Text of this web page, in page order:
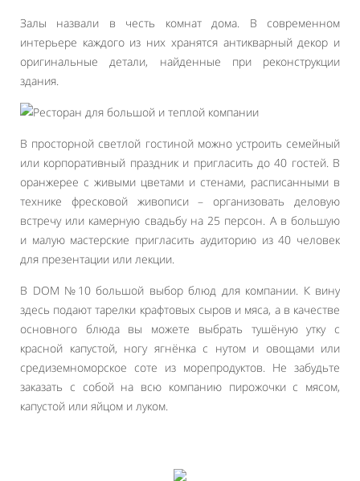
Залы назвали в честь комнат дома. В современном
интерьере каждого из них хранятся антикварный декор и
оригинальные детали, найденные при реконструкции
здания.
В просторной светлой гостиной можно устроить семейный
или корпоративный праздник и пригласить до 40 гостей. В
оранжерее с живыми цветами и стенами, расписанными в
технике фресковой живописи – организовать деловую
встречу или камерную свадьбу на 25 персон. А в большую
и малую мастерские пригласить аудиторию из 40 человек
для презентации или лекции.
В DOM №10 большой выбор блюд для компании. К вину
здесь подают тарелки крафтовых сыров и мяса, а в качестве
основного блюда вы можете выбрать тушёную утку с
красной капустой, ногу ягнёнка с нутом и овощами или
средиземноморское соте из морепродуктов. Не забудьте
заказать с собой на всю компанию пирожочки с мясом,
капустой или яйцом и луком.